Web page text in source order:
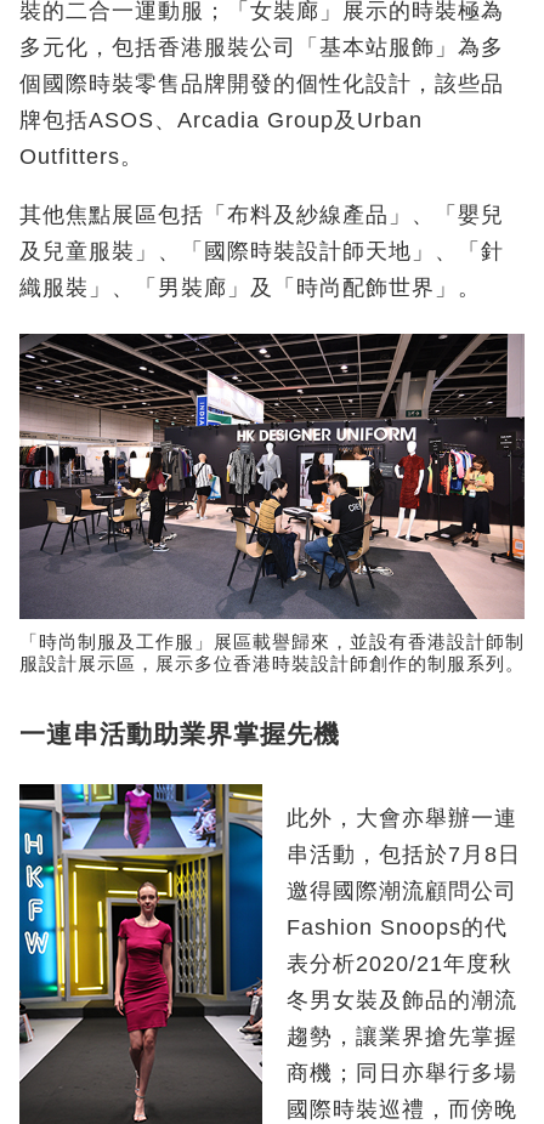
裝的二合一運動服；「女裝廊」展示的時裝極為
多元化，包括香港服裝公司「基本站服飾」為多
個國際時裝零售品牌開發的個性化設計，該些品
牌包括ASOS、Arcadia Group及Urban
Outfitters。
其他焦點展區包括「布料及紗線產品」、「嬰兒
及兒童服裝」、「國際時裝設計師天地」、「針
織服裝」、「男裝廊」及「時尚配飾世界」。
「時尚制服及工作服」展區載譽歸來，並設有香港設計師制
服設計展示區，展示多位香港時裝設計師創作的制服系列。
一連串活動助業界掌握先機
此外，大會亦舉辦一連
串活動，包括於7月8日
邀得國際潮流顧問公司
Fashion Snoops的代
表分析2020/21年度秋
冬男女裝及飾品的潮流
趨勢，讓業界搶先掌握
商機；同日亦舉行多場
國際時裝巡禮，而傍晚